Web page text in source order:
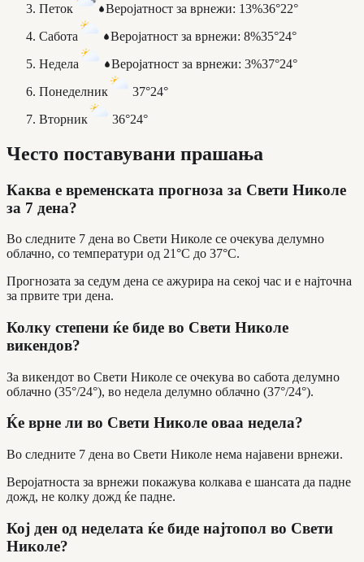
Петок
Веројатност за врнежи: 13%36°22°
Сабота
Веројатност за врнежи: 8%35°24°
Недела
Веројатност за врнежи: 3%37°24°
Понеделник
37°24°
Вторник
36°24°
Често поставувани прашања
Каква е временската прогноза за Свети Николе
за 7 дена?
Во следните 7 дена во Свети Николе се очекува делумно
облачно, со температури од 21°C до 37°C.
Прогнозата за седум дена се ажурира на секој час и е најточна
за првите три дена.
Колку степени ќе биде во Свети Николе
викендов?
За викендот во Свети Николе се очекува во сабота делумно
облачно (35°/24°), во недела делумно облачно (37°/24°).
Ќе врне ли во Свети Николе оваа недела?
Во следните 7 дена во Свети Николе нема најавени врнежи.
Веројатноста за врнежи покажува колкава е шансата да падне
дожд, не колку дожд ќе падне.
Кој ден од неделата ќе биде најтопол во Свети
Николе?